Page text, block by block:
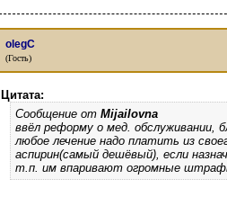
оlegС
(Гость)
Цитата:
Сообщение от Mijailovna
ввёл реформу о мед. обслуживании,
любое лечение надо платить из
аспирин(самый дешёвый), если
т.п. им впаривают огромные